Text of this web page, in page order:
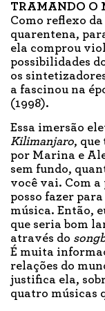
TRAMANDO O
Como reflexo
quarentena,
ela comprou
possibilidades
os
a fascinou na
(1998).
Essa imersão
Kilimanjaro,
por Marina e
sem fundo,
você vai. Com a
posso fazer
música. Então,
que seria bom
através do
É muita
relações do
justifica ela,
quatro músicas